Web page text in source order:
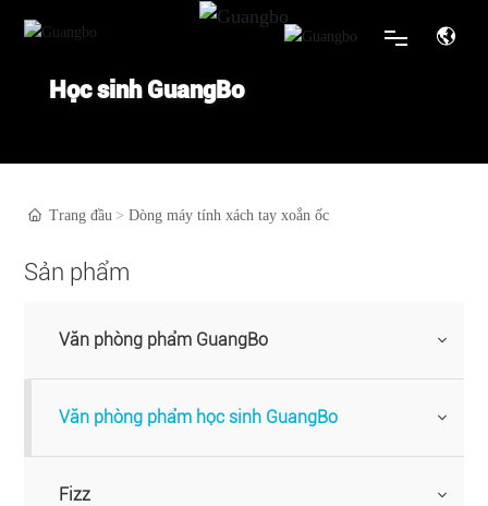
Học sinh GuangBo
Trang đầu Dòng máy tính xách tay xoắn ốc
Sản phẩm
Văn phòng phẩm GuangBo
Văn phòng phẩm học sinh GuangBo
Fizz